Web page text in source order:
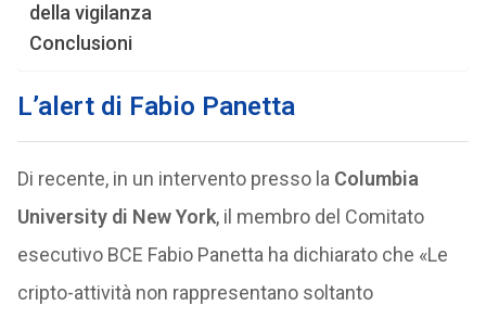
della vigilanza
Conclusioni
L’alert di Fabio Panetta
Di recente, in un intervento presso la Columbia
University di New York, il membro del Comitato
esecutivo BCE Fabio Panetta ha dichiarato che «Le
cripto-attività non rappresentano soltanto